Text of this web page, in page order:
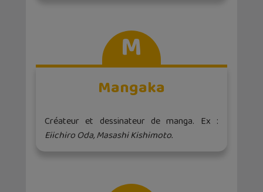
M
Mangaka
Créateur et dessinateur de manga. Ex :
Eiichiro Oda, Masashi Kishimoto.